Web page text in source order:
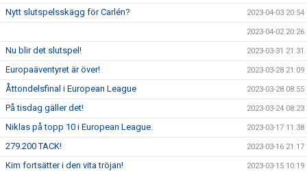
Nytt slutspelsskägg för Carlén? 2023-04-03 20:54
2023-04-02 20:26
Nu blir det slutspel! 2023-03-31 21:31
Europaäventyret är över! 2023-03-28 21:09
Åttondelsfinal i European League 2023-03-28 08:55
På tisdag gäller det! 2023-03-24 08:23
Niklas på topp 10 i European League. 2023-03-17 11:38
279.200 TACK! 2023-03-16 21:17
Kim fortsätter i den vita tröjan! 2023-03-15 10:19